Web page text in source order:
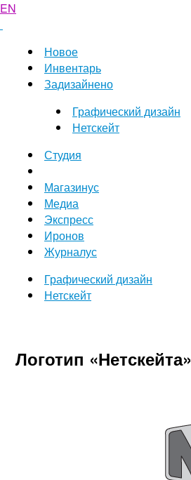
EN
Новое
Инвентарь
Задизайнено
Графический дизайн
Нетскейт
Студия
Магазинус
Медиа
Экспресс
Иронов
Журналус
Графический дизайн
Нетскейт
Логотип «Нетскейта»